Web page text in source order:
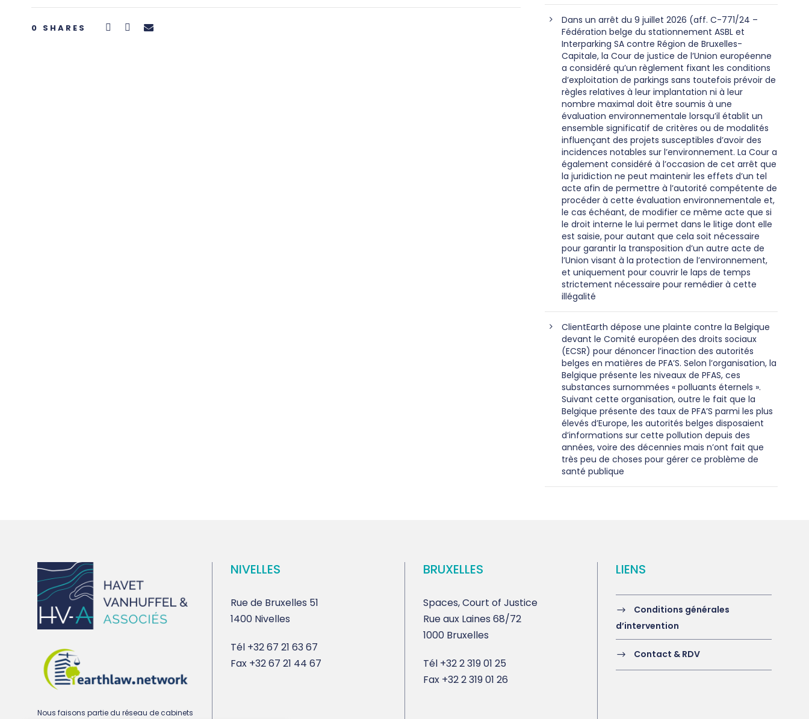
0 SHARES
Dans un arrêt du 9 juillet 2026 (aff. C-771/24 –
Fédération belge du stationnement ASBL et
Interparking SA contre Région de Bruxelles-
Capitale, la Cour de justice de l’Union européenne
a considéré qu’un règlement fixant les conditions
d’exploitation de parkings sans toutefois prévoir de
règles relatives à leur implantation ni à leur
nombre maximal doit être soumis à une
évaluation environnementale lorsqu’il établit un
ensemble significatif de critères ou de modalités
influençant des projets susceptibles d’avoir des
incidences notables sur l’environnement. La Cour a
également considéré à l’occasion de cet arrêt que
la juridiction ne peut maintenir les effets d’un tel
acte afin de permettre à l’autorité compétente de
procéder à cette évaluation environnementale et,
le cas échéant, de modifier ce même acte que si
le droit interne le lui permet dans le litige dont elle
est saisie, pour autant que cela soit nécessaire
pour garantir la transposition d’un autre acte de
l’Union visant à la protection de l’environnement,
et uniquement pour couvrir le laps de temps
strictement nécessaire pour remédier à cette
illégalité
ClientEarth dépose une plainte contre la Belgique
devant le Comité européen des droits sociaux
(ECSR) pour dénoncer l’inaction des autorités
belges en matières de PFA’S. Selon l’organisation, la
Belgique présente les niveaux de PFAS, ces
substances surnommées « polluants éternels ».
Suivant cette organisation, outre le fait que la
Belgique présente des taux de PFA’S parmi les plus
élevés d’Europe, les autorités belges disposaient
d’informations sur cette pollution depuis des
années, voire des décennies mais n’ont fait que
très peu de choses pour gérer ce problème de
santé publique
Nous faisons partie du réseau de cabinets
NIVELLES
Rue de Bruxelles 51
1400 Nivelles
Tél +32 67 21 63 67
Fax +32 67 21 44 67
BRUXELLES
Spaces, Court of Justice
Rue aux Laines 68/72
1000 Bruxelles
Tél +32 2 319 01 25
Fax +32 2 319 01 26
LIENS
Conditions générales
d’intervention
Contact & RDV